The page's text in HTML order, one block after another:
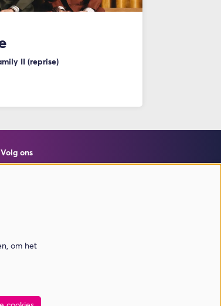
II (reprise)
Volg ons
Deze site wordt beschermd door reCAPTCHA, dataverwerking gebeurt in
om het